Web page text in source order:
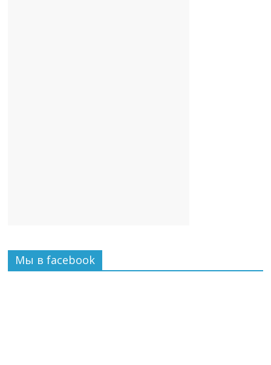
Мы в facebook